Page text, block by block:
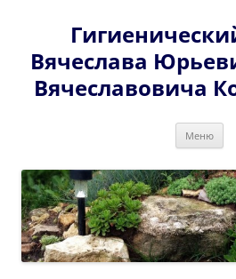
содержимому
Вячеслава
Вячеславовича
Меню